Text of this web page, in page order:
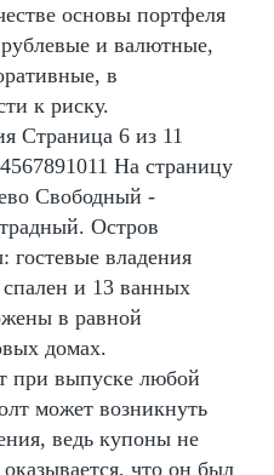
основы портфеля
и валютные,
в
к риску.
Страница 6 из 11
На страницу
Свободный -
Остров
гостевые владения
спален и 13 ванных
в равной
домах.
при выпуске любой
может возникнуть
ведь купоны не
что он был